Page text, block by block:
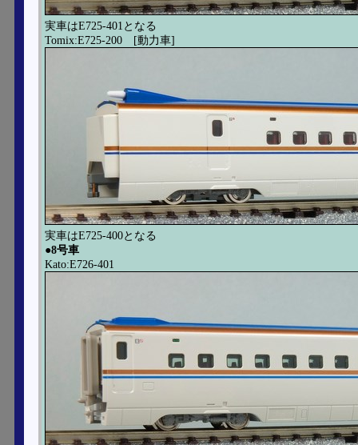
実車はE725-401となる
Tomix:E725-200 [動力車]
実車はE725-400となる
●8号車
Kato:E726-401